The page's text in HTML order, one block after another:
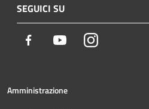
SEGUICI SU
Facebook YoutubeInstagram
Amministrazione